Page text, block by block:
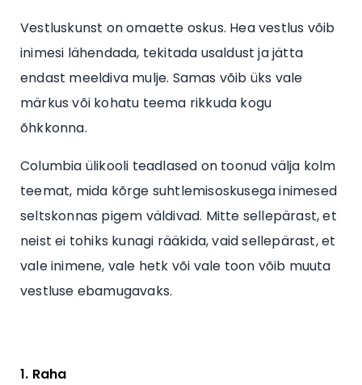
Vestluskunst on omaette oskus. Hea vestlus võib
inimesi lähendada, tekitada usaldust ja jätta
endast meeldiva mulje. Samas võib üks vale
märkus või kohatu teema rikkuda kogu
õhkkonna.
Columbia ülikooli teadlased on toonud välja kolm
teemat, mida kõrge suhtlemisoskusega inimesed
seltskonnas pigem väldivad. Mitte sellepärast, et
neist ei tohiks kunagi rääkida, vaid sellepärast, et
vale inimene, vale hetk või vale toon võib muuta
vestluse ebamugavaks.
1. Raha